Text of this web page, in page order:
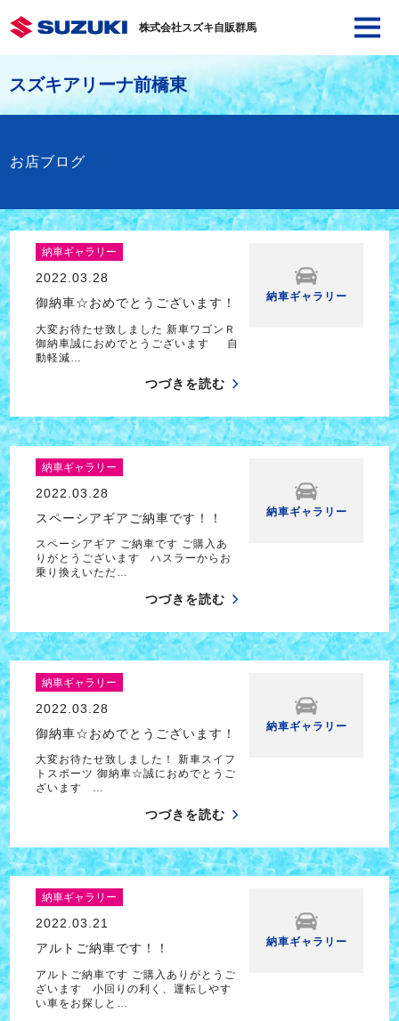
株式会社スズキ自販群馬
スズキアリーナ前橋東
お店ブログ
納車ギャラリー
2022.03.28
御納車☆おめでとうございます！
大変お待たせ致しました 新車ワゴンＲ
御納車誠におめでとうございます 自
動軽減…
つづきを読む
納車ギャラリー
納車ギャラリー
2022.03.28
スペーシアギアご納車です！！
スペーシアギア ご納車です ご購入あ
りがとうございます ハスラーからお
乗り換えいただ…
つづきを読む
納車ギャラリー
納車ギャラリー
2022.03.28
御納車☆おめでとうございます！
大変お待たせ致しました！ 新車スイフ
トスポーツ 御納車☆誠におめでとうご
ざいます …
つづきを読む
納車ギャラリー
納車ギャラリー
2022.03.21
アルトご納車です！！
アルトご納車です ご購入ありがとうご
ざいます 小回りの利く、運転しやす
い車をお探しと…
納車ギャラリー